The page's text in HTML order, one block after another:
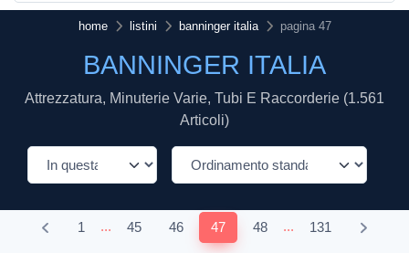
home listini banninger italia pagina 47
BANNINGER ITALIA
Attrezzatura, Minuterie Varie, Tubi E Raccorderie (1.561
Articoli)
1 ... 45 46 47 48 ... 131